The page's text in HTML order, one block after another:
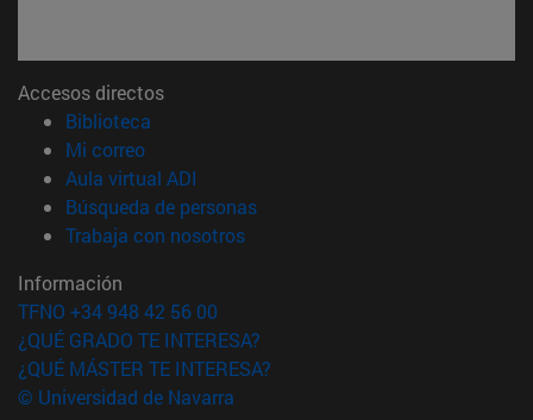
Accesos directos
Biblioteca
Mi correo(abre en nueva ventana)
Aula virtual ADI
Búsqueda de personas(abre en nueva ventana)
Trabaja con nosotros(abre en nueva ventana)
Información
TFNO +34 948 42 56 00
¿QUÉ GRADO TE INTERESA?
¿QUÉ MÁSTER TE INTERESA?
© Universidad de Navarra